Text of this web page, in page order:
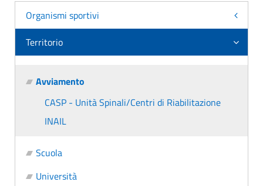
Organismi sportivi
Territorio
Avviamento
CASP - Unità Spinali/Centri di Riabilitazione
INAIL
Scuola
Università